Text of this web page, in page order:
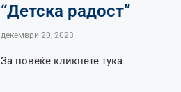
“Детска радост”
декември 20, 2023
За повеќе кликнете тука